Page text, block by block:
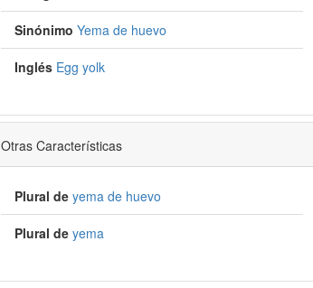
Sinónimo Yema de huevo
Inglés Egg yolk
Otras Características
Plural de yema de huevo
Plural de yema